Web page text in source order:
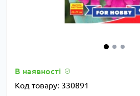
В наявності
Код товару: 330891